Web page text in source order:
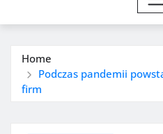
Home
Podczas pandemii
firm